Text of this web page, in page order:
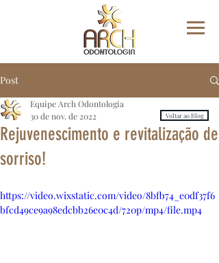
Post
Rejuvenescimento e revitalização de
sorriso!
Equipe Arch Odontologia
30 de nov. de 2022
https://video.wixstatic.com/video/8bfb74_e0df37f6
bfcd49ce9a98edcbb26e0c4d/720p/mp4/file.mp4
Voltar ao Blog